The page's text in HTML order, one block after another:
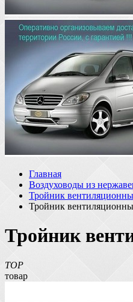
Главная
Воздуховоды из
Тройник
Тройник
Тройник
TOP
товар